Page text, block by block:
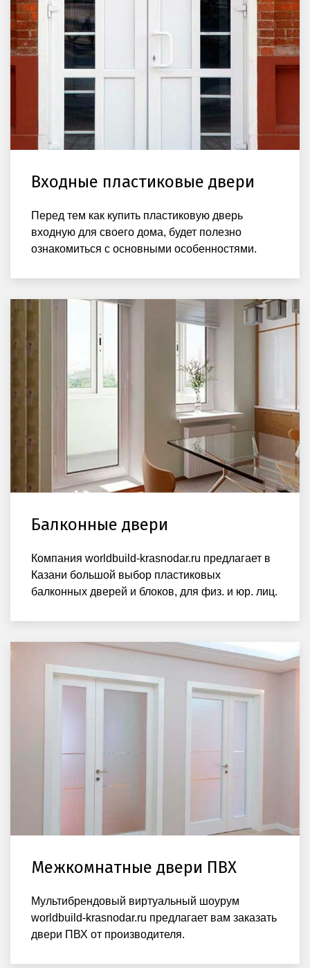
Входные пластиковые двери
Перед тем как купить пластиковую дверь
входную для своего дома, будет полезно
ознакомиться с основными особенностями.
Балконные двери
Компания worldbuild-krasnodar.ru предлагает в
Казани большой выбор пластиковых
балконных дверей и блоков, для физ. и юр. лиц.
Межкомнатные двери ПВХ
Мультибрендовый виртуальный шоурум
worldbuild-krasnodar.ru предлагает вам заказать
двери ПВХ от производителя.